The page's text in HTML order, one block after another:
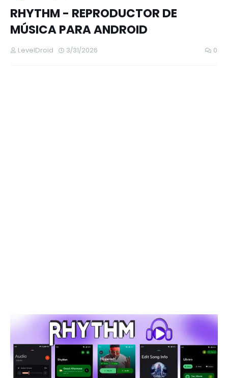
RHYTHM - REPRODUCTOR DE
MÚSICA PARA ANDROID
LevelDroid 3/31/2026 0